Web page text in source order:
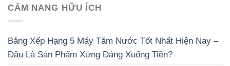
CẨM NANG HỮU ÍCH
Bảng Xếp Hạng 5 Máy Tăm Nước Tốt Nhất Hiện Nay –
Đâu Là Sản Phẩm Xứng Đáng Xuống Tiền?